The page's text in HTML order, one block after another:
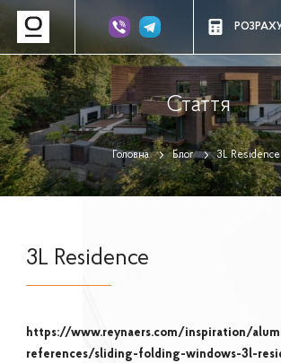
Стаття
Головна Блог 3L Residence
3L Residence
https://www.reynaers.com/inspiration/
references/sliding-folding-windows-3l-